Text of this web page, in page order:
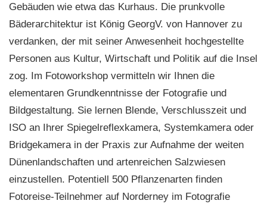
Gebäuden wie etwa das Kurhaus. Die prunkvolle
Bäderarchitektur ist König GeorgV. von Hannover zu
verdanken, der mit seiner Anwesenheit hochgestellte
Personen aus Kultur, Wirtschaft und Politik auf die Insel
zog. Im Fotoworkshop vermitteln wir Ihnen die
elementaren Grundkenntnisse der Fotografie und
Bildgestaltung. Sie lernen Blende, Verschlusszeit und
ISO an Ihrer Spiegelreflexkamera, Systemkamera oder
Bridgekamera in der Praxis zur Aufnahme der weiten
Dünenlandschaften und artenreichen Salzwiesen
einzustellen. Potentiell 500 Pflanzenarten finden
Fotoreise-Teilnehmer auf Norderney im Fotografie